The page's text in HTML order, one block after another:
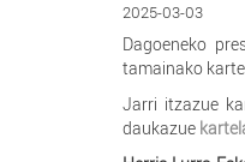
2025-03-03
Dagoeneko
tamainako
Jarri itzazue
daukazue